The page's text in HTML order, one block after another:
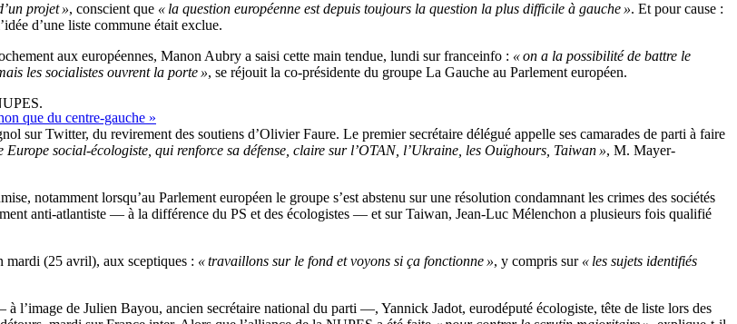
projet », conscient que « la question européenne est depuis toujours la question la plus difficile à gauche ». Et pour cause :
d’une liste commune était exclue.
aux européennes, Manon Aubry a saisi cette main tendue, lundi sur franceinfo : « on a la possibilité de battre le
les socialistes ouvrent la porte », se réjouit la co-présidente du groupe La Gauche au Parlement européen.
que du centre-gauche »
sur Twitter, du revirement des soutiens d’Olivier Faure. Le premier secrétaire délégué appelle ses camarades de parti à faire
Europe social-écologiste, qui renforce sa défense, claire sur l’OTAN, l’Ukraine, les Ouïghours, Taiwan », M. Mayer-
notamment lorsqu’au Parlement européen le groupe s’est abstenu sur une résolution condamnant les crimes des sociétés
anti-atlantiste — à la différence du PS et des écologistes — et sur Taiwan, Jean-Luc Mélenchon a plusieurs fois qualifié
mardi (25 avril), aux sceptiques : « travaillons sur le fond et voyons si ça fonctionne », y compris sur « les sujets identifiés
l’image de Julien Bayou, ancien secrétaire national du parti —, Yannick Jadot, eurodéputé écologiste, tête de liste lors des